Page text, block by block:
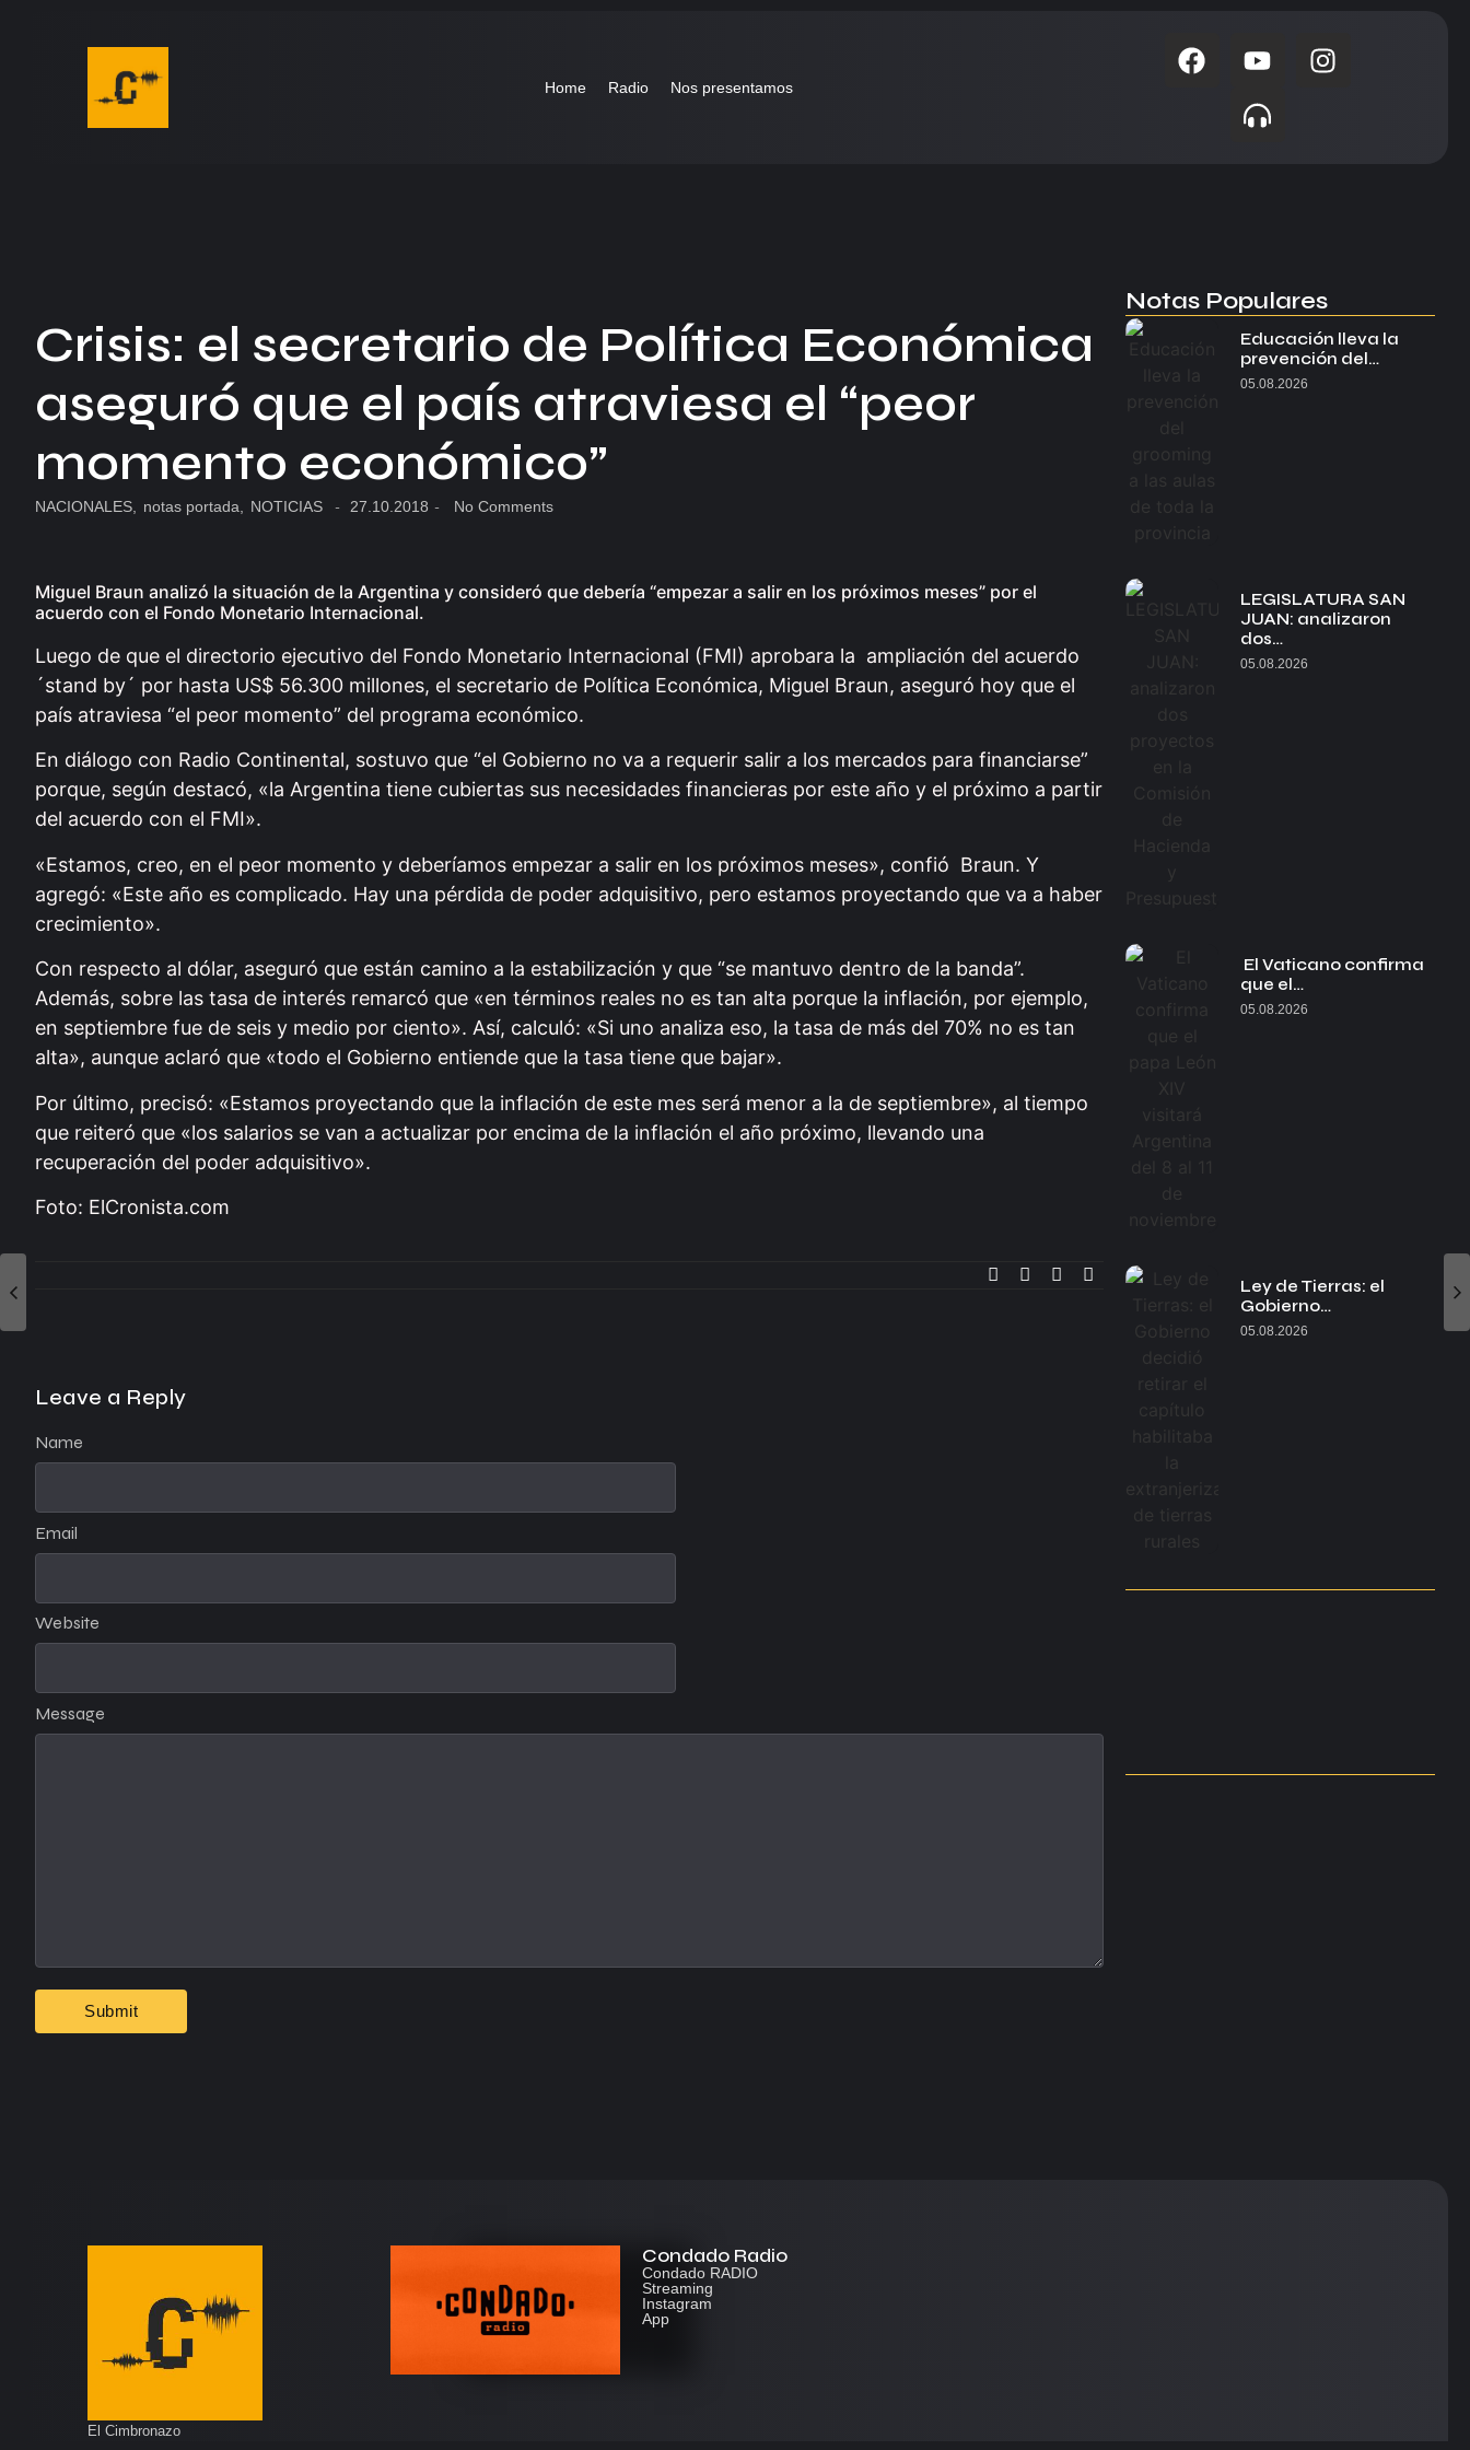
Home Radio Nos presentamos
Crisis: el secretario de Política Económica
aseguró que el país atraviesa el “peor
momento económico”
NACIONALES notas portada NOTICIAS - 27.10.2018 - No Comments
Miguel Braun analizó la situación de la Argentina y consideró que debería “empezar a salir en los próximos meses” por el
acuerdo con el Fondo Monetario Internacional.
Luego de que el directorio ejecutivo del Fondo Monetario Internacional (FMI) aprobara la ampliación del acuerdo
´stand by´ por hasta US$ 56.300 millones, el secretario de Política Económica, Miguel Braun, aseguró hoy que el
país atraviesa “el peor momento” del programa económico.
En diálogo con Radio Continental, sostuvo que “el Gobierno no va a requerir salir a los mercados para financiarse”
porque, según destacó, «la Argentina tiene cubiertas sus necesidades financieras por este año y el próximo a partir
del acuerdo con el FMI».
«Estamos, creo, en el peor momento y deberíamos empezar a salir en los próximos meses», confió Braun. Y
agregó: «Este año es complicado. Hay una pérdida de poder adquisitivo, pero estamos proyectando que va a haber
crecimiento».
Con respecto al dólar, aseguró que están camino a la estabilización y que “se mantuvo dentro de la banda”.
Además, sobre las tasa de interés remarcó que «en términos reales no es tan alta porque la inflación, por ejemplo,
en septiembre fue de seis y medio por ciento». Así, calculó: «Si uno analiza eso, la tasa de más del 70% no es tan
alta», aunque aclaró que «todo el Gobierno entiende que la tasa tiene que bajar».
Por último, precisó: «Estamos proyectando que la inflación de este mes será menor a la de septiembre», al tiempo
que reiteró que «los salarios se van a actualizar por encima de la inflación el año próximo, llevando una
recuperación del poder adquisitivo».
Foto: ElCronista.com
Leave a Reply
Message
Name
Email
Website
Notas Populares
Educación lleva la
prevención del…
05.08.2026
LEGISLATURA SAN
JUAN: analizaron
dos…
05.08.2026
El Vaticano confirma
que el…
05.08.2026
Ley de Tierras: el
Gobierno…
05.08.2026
El Cimbronazo
Condado Radio
Condado RADIO
Streaming
Instagram
App